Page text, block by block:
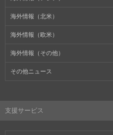
海外情報（北米）
海外情報（欧米）
海外情報（その他）
その他ニュース
支援サービス